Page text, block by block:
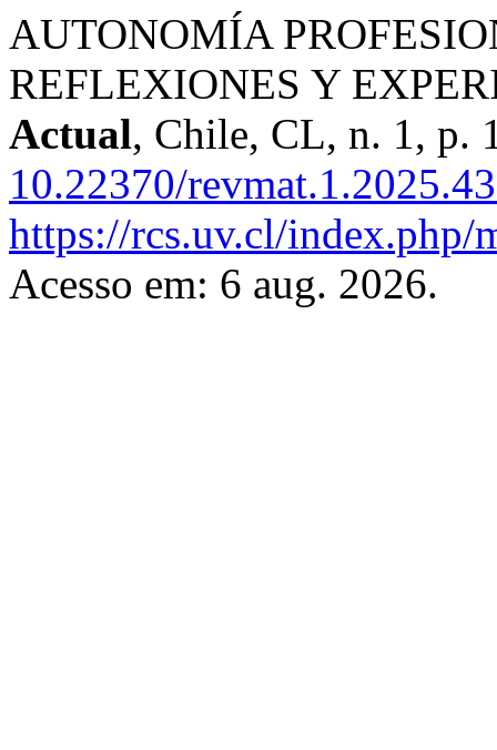
AUTONOMÍA
REFLEXIONES Y
Actual, Chile, CL, n. 1, p.
10.22370/
https://rcs.uv.cl/index.php/
Acesso em: 6 aug. 2026.